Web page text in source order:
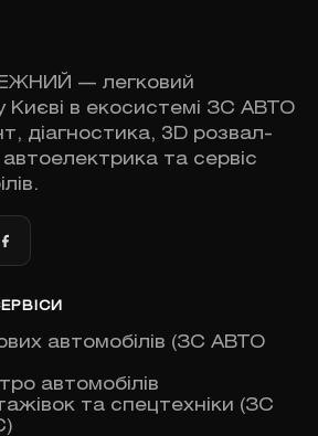
— легковий
Києві в екосистемі ЗС АВТО
діагностика, 3D розвал-
та сервіс
автомобілів (ЗС АВТО
автомобілів
та спецтехніки (ЗС